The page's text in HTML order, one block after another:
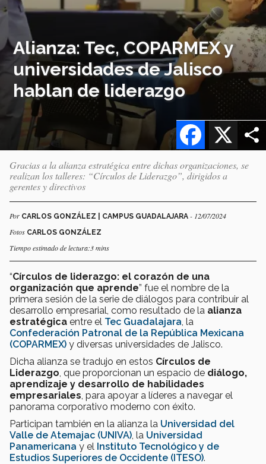
Alianza: Tec, COPARMEX y
universidades de Jalisco
hablan de liderazgo
X
Facebook
Gracias a la alianza estratégica entre dichas organizaciones, se
realizan los talleres: “Círculos de Liderazgo”, dirigidos a
gerentes y directivos
Por CARLOS GONZÁLEZ | CAMPUS GUADALAJARA - 12/07/2024
Fotos CARLOS GONZÁLEZ
Tiempo estimado de lectura:3 mins
“Círculos de liderazgo: el corazón de una
organización que aprende” fue el nombre de la
primera sesión de la serie de diálogos para contribuir al
desarrollo empresarial, como resultado de la alianza
estratégica entre el Tec Guadalajara , la
Confederación Patronal de la República Mexicana
(COPARMEX) y diversas universidades de Jalisco.
Dicha alianza se tradujo en estos Círculos de
Liderazgo , que proporcionan un espacio de diálogo,
aprendizaje y desarrollo de habilidades
empresariales , para apoyar a líderes a navegar el
panorama corporativo moderno con éxito.
Participan también en la alianza la Universidad del
Valle de Atemajac (UNIVA) , la Universidad
Panamericana y el Instituto Tecnológico y de
Estudios Superiores de Occidente (ITESO).